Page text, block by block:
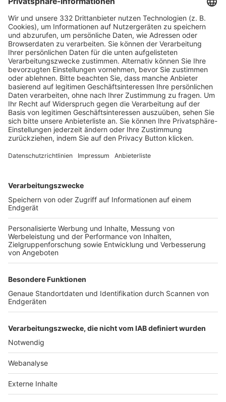
HÄUFIG BESUCHTE SEITEN
Pässe und Vereinswechsel
Trainerausbildung
Schulungsangebot Vereinsmitarbeiter
BFV-Geschäftsstellen
Trainerbörse
Login SpielPlus
FOLGE DEM BFV
TOP-VEREINE
TOP-PARTNER
Nutzungsbedingungen Datenschutz Impressum